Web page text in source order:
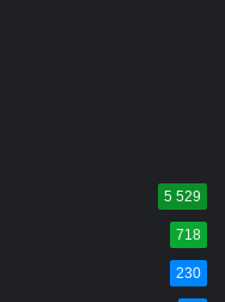
5 529
718
230